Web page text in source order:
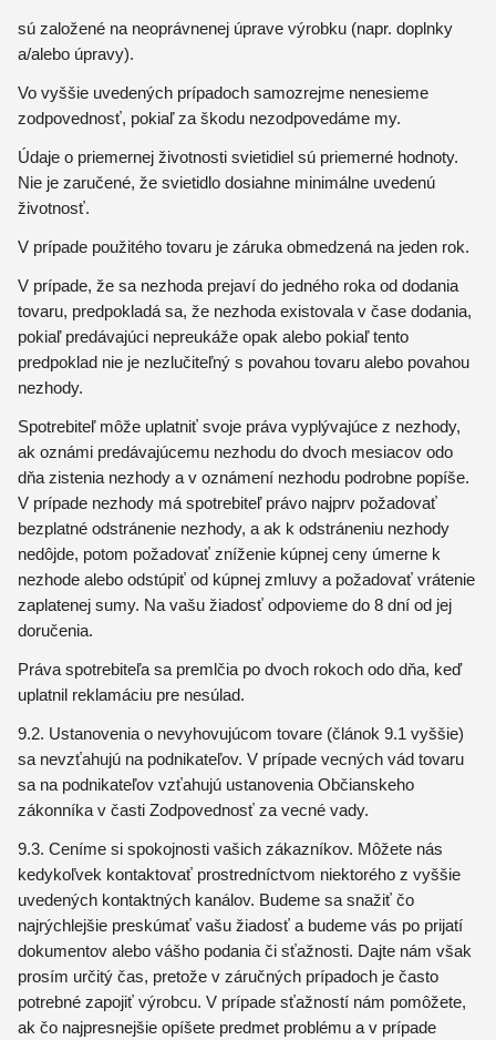
sú založené na neoprávnenej úprave výrobku (napr. doplnky
a/alebo úpravy).
Vo vyššie uvedených prípadoch samozrejme nenesieme
zodpovednosť, pokiaľ za škodu nezodpovedáme my.
Údaje o priemernej životnosti svietidiel sú priemerné hodnoty.
Nie je zaručené, že svietidlo dosiahne minimálne uvedenú
životnosť.
V prípade použitého tovaru je záruka obmedzená na jeden rok.
V prípade, že sa nezhoda prejaví do jedného roka od dodania
tovaru, predpokladá sa, že nezhoda existovala v čase dodania,
pokiaľ predávajúci nepreukáže opak alebo pokiaľ tento
predpoklad nie je nezlučiteľný s povahou tovaru alebo povahou
nezhody.
Spotrebiteľ môže uplatniť svoje práva vyplývajúce z nezhody,
ak oznámi predávajúcemu nezhodu do dvoch mesiacov odo
dňa zistenia nezhody a v oznámení nezhodu podrobne popíše.
V prípade nezhody má spotrebiteľ právo najprv požadovať
bezplatné odstránenie nezhody, a ak k odstráneniu nezhody
nedôjde, potom požadovať zníženie kúpnej ceny úmerne k
nezhode alebo odstúpiť od kúpnej zmluvy a požadovať vrátenie
zaplatenej sumy. Na vašu žiadosť odpovieme do 8 dní od jej
doručenia.
Práva spotrebiteľa sa premlčia po dvoch rokoch odo dňa, keď
uplatnil reklamáciu pre nesúlad.
9.2. Ustanovenia o nevyhovujúcom tovare (článok 9.1 vyššie)
sa nevzťahujú na podnikateľov. V prípade vecných vád tovaru
sa na podnikateľov vzťahujú ustanovenia Občianskeho
zákonníka v časti Zodpovednosť za vecné vady.
9.3. Ceníme si spokojnosti vašich zákazníkov. Môžete nás
kedykoľvek kontaktovať prostredníctvom niektorého z vyššie
uvedených kontaktných kanálov. Budeme sa snažiť čo
najrýchlejšie preskúmať vašu žiadosť a budeme vás po prijatí
dokumentov alebo vášho podania či sťažnosti. Dajte nám však
prosím určitý čas, pretože v záručných prípadoch je často
potrebné zapojiť výrobcu. V prípade sťažností nám pomôžete,
ak čo najpresnejšie opíšete predmet problému a v prípade